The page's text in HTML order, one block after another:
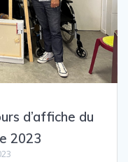
d’affiche du
2023